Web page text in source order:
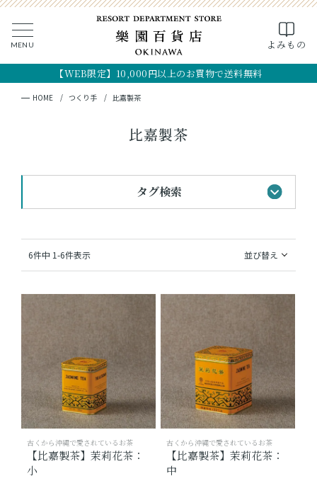
MENU よみもの
【WEB限定】10,000円以上のお買物で送料無料
CLOSE
検索
キーワード検索
MY PAGE CART
全ての商品
つくり手
OKINAWA the RYUKYU
ショッピングガイド
よみもの
実店舗のご案内
樂園百貨店について
HOME つくり手 比嘉製茶
比嘉製茶
タグ検索
並び替え
6件中 1-6件表示
古くから沖縄で愛されているお茶
【比嘉製茶】茉莉花茶：
小
古くから沖縄で愛されているお茶
【比嘉製茶】茉莉花茶：
中